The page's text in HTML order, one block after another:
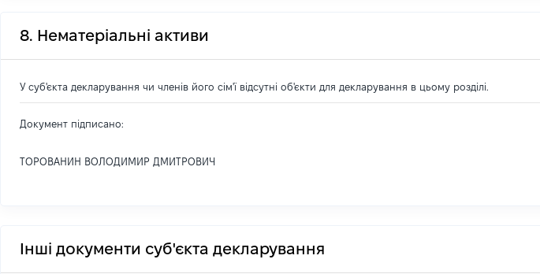
8. Нематеріальні активи
У суб'єкта декларування чи членів його сім'ї відсутні об'єкти для декларування в цьому розділі.
Документ підписано:
ТОРОВАНИН ВОЛОДИМИР ДМИТРОВИЧ
Інші документи суб'єкта декларування